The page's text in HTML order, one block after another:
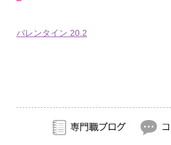
バレンタイン 20.2